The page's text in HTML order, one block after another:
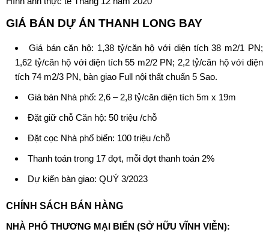
GIÁ BÁN DỰ ÁN THANH LONG BAY
Giá bán căn hộ: 1,38 tỷ/căn hộ với diện tích 38 m2/1 PN;
1,62 tỷ/căn hộ với diện tích 55 m2/2 PN; 2,2 tỷ/căn hộ với diện
tích 74 m2/3 PN, bàn giao Full nội thất chuẩn 5 Sao.
Giá bán Nhà phố: 2,6 – 2,8 tỷ/căn diện tích 5m x 19m
Đặt giữ chỗ Căn hộ: 50 triệu /chỗ
Đặt cọc Nhà phố biển: 100 triệu /chỗ
Thanh toán trong 17 đợt, mỗi đợt thanh toán 2%
Dự kiến bàn giao: QUÝ 3/2023
CHÍNH SÁCH BÁN HÀNG
NHÀ PHỐ THƯƠNG MẠI BIỂN (SỞ HỮU VĨNH VIỄN):